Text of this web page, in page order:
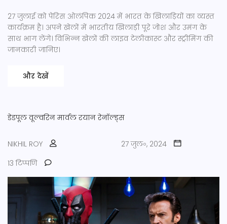
27 जुलाई को पेरिस ओलंपिक 2024 में भारत के खिलाड़ियों का व्यस्त
कार्यक्रम है। अपने खेलों में भारतीय खिलाड़ी पूरे जोश और उमंग के
साथ भाग लेंगे। विभिन्न खेलों की लाइव टेलीकास्ट और स्ट्रीमिंग की
जानकारी जानिए।
और देखें
डेडपूल वूल्वरिन मार्वल रयान रेनॉल्ड्स
NIKHIL ROY
27 जुल॰, 2024
13 टिप्पणि